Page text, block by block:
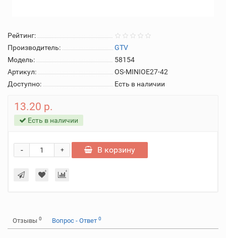
Рейтинг:
Производитель:
GTV
Модель:
58154
Артикул:
OS-MINIOE27-42
Доступно:
Есть в наличии
13.20 р.
Есть в наличии
+
- В корзину
Отзывы 0 Вопрос - Ответ 0